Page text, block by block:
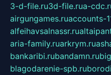
3-d-file.ru3d-file.rua-
airgungames.ruaccounts-
alfeihavsalnassr.ru
aria-family.ruarkrym.ru
bankaribi.rubandamn.ru
blagodarenie-spb.ru